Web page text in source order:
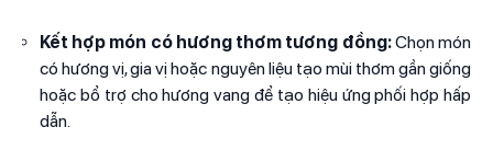
Kết hợp món có hương thơm tương đồng:Chọn món
có hương vị, gia vị hoặc nguyên liệu tạo mùi thơm gần giống
hoặc bổ trợ cho hương vang để tạo hiệu ứng phối hợp hấp
dẫn.